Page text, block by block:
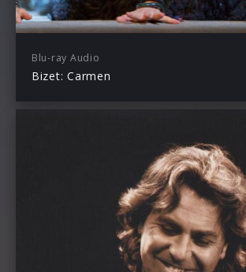
Blu-ray Audio
Bizet: Carmen